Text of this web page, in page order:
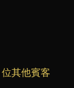
位其他賓客